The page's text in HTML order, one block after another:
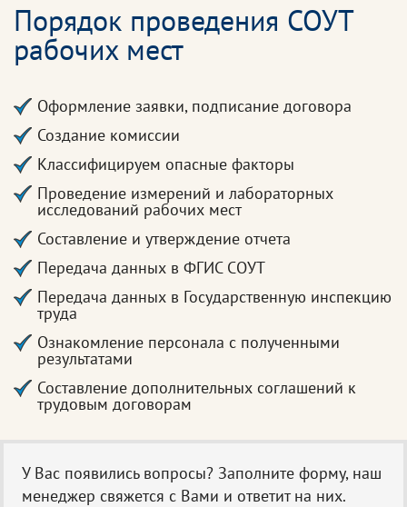
Порядок проведения СОУТ
рабочих мест
Оформление заявки, подписание договора
Создание комиссии
Классифицируем опасные факторы
Проведение измерений и лабораторных
исследований рабочих мест
Составление и утверждение отчета
Передача данных в ФГИС СОУТ
Передача данных в Государственную инспекцию
труда
Ознакомление персонала с полученными
результатами
Составление дополнительных соглашений к
трудовым договорам
У Вас появились вопросы? Заполните форму, наш
менеджер свяжется с Вами и ответит на них.